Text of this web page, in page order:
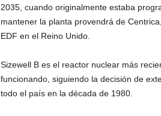
2035, cuando originalmente estaba
mantener la planta provendrá de
EDF en el Reino Unido.
Sizewell B es el reactor nuclear más
funcionando, siguiendo la decisión de
todo el país en la década de 1980.